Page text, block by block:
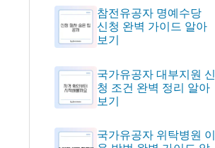
참전유공자 명예수당
신청 완벽 가이드 알아
보기
국가유공자 대부지원 신
청 조건 완벽 정리 알아
보기
국가유공자 위탁병원 이